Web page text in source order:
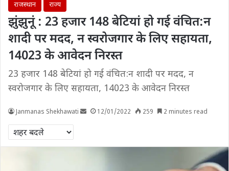
राजस्थान राज्य
झुंझुनूं : 23 हजार 148 बेटियां हो गई वंचित:न
शादी पर मदद, न स्वरोजगार के लिए सहायता,
14023 के आवेदन निरस्त
23 हजार 148 बेटियां हो गई वंचित:न शादी पर मदद, न
स्वरोजगार के लिए सहायता, 14023 के आवेदन निरस्त
Janmanas Shekhawati 12/01/2022 259 2 minutes read